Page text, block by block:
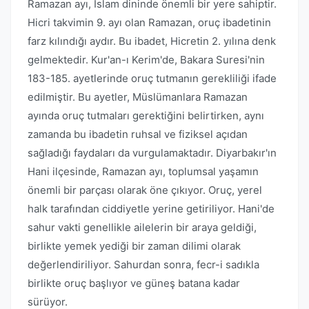
Ramazan ayı, İslam dininde önemli bir yere sahiptir.
Hicri takvimin 9. ayı olan Ramazan, oruç ibadetinin
farz kılındığı aydır. Bu ibadet, Hicretin 2. yılına denk
gelmektedir. Kur'an-ı Kerim'de, Bakara Suresi'nin
183-185. ayetlerinde oruç tutmanın gerekliliği ifade
edilmiştir. Bu ayetler, Müslümanlara Ramazan
ayında oruç tutmaları gerektiğini belirtirken, aynı
zamanda bu ibadetin ruhsal ve fiziksel açıdan
sağladığı faydaları da vurgulamaktadır. Diyarbakır'ın
Hani ilçesinde, Ramazan ayı, toplumsal yaşamın
önemli bir parçası olarak öne çıkıyor. Oruç, yerel
halk tarafından ciddiyetle yerine getiriliyor. Hani'de
sahur vakti genellikle ailelerin bir araya geldiği,
birlikte yemek yediği bir zaman dilimi olarak
değerlendiriliyor. Sahurdan sonra, fecr-i sadıkla
birlikte oruç başlıyor ve güneş batana kadar
sürüyor.